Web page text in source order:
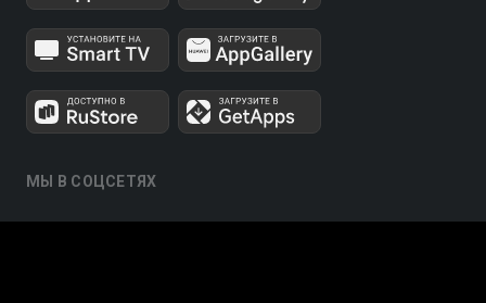
МЫ В СОЦСЕТЯХ